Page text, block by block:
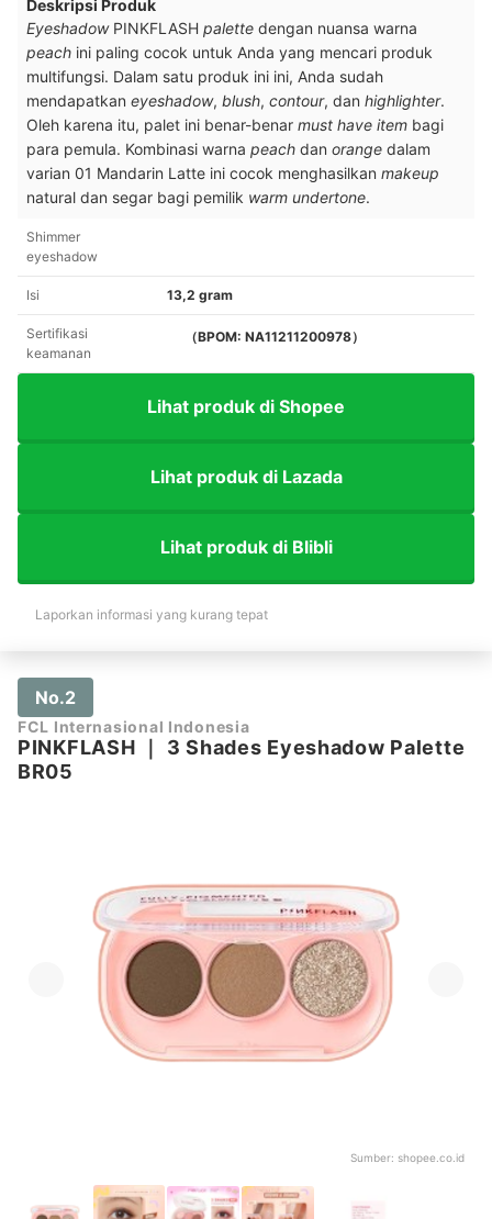
Deskripsi Produk
EyeshadowPINKFLASH palette dengan nuansa warna
peach ini paling cocok untuk Anda yang mencari produk
multifungsi. Dalam satu produk ini ini, Anda sudah
mendapatkan eyeshadow, blush, contour, dan highlighter.
Oleh karena itu, palet ini benar-benar must have item bagi
para pemula. Kombinasi warna peach dan orange dalam
varian 01 Mandarin Latte ini cocok menghasilkan makeup
natural dan segar bagi pemilik warm undertone.
Shimmer
eyeshadow
Isi 13,2 gram
Sertifikasi
keamanan
（BPOM: NA11211200978）
Lihat produk di Shopee
Lihat produk di Lazada
Lihat produk di Blibli
Laporkan informasi yang kurang tepat
No.2
FCL Internasional Indonesia
PINKFLASH
3 Shades Eyeshadow Palette
BR05
Sumber: shopee.co.id